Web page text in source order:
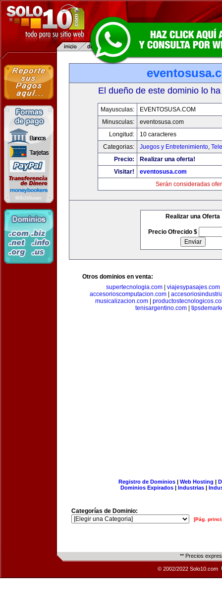
El dueño de este dominio lo
Mayusculas:
EVENTOSUSA.COM
Minusculas:
eventosusa.com
Longitud:
10 caracteres
Categorias:
Juegos y Entretenimiento,
Precio:
Realizar una oferta!
Visitar!
eventosusa.com
Serán consideradas
Realizar una Oferta
Precio Ofrecido $
Otros dominios en venta:
supertecnologia.com| viajesypasajes.com
accesorioscomputacion.com
musicalizacion.com|
tenisargentino.com
Registro de Dominios| Web Hosting |
Dominios Expirados | Industrias |
Categorías de Dominio:
[Pág.
** Precios
© 2002/2022 Solo10.com